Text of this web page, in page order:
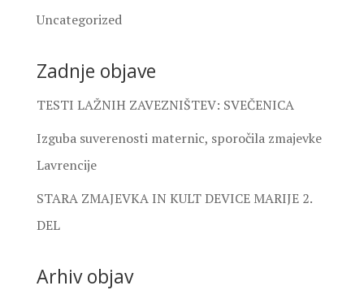
Uncategorized
Zadnje objave
TESTI LAŽNIH ZAVEZNIŠTEV: SVEČENICA
Izguba suverenosti maternic, sporočila zmajevke
Lavrencije
STARA ZMAJEVKA IN KULT DEVICE MARIJE 2.
DEL
Arhiv objav